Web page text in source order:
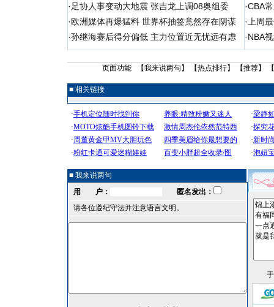
· 足协人事变动大地震 张吉龙上调08奥组委
·欧洲媒体再爆猛料 世界杯抽签竟然存在阴谋
·孙继海赛后得分偏低 主力位置近无忧远有虑
·CBA
· 上周
·NBA
页面功能 【我来说两句 】 【热点排行】 【推荐】
■ 相关链接
■ 我来说两句
用 户：
匿名发出：
请各位遵纪守法并注意语言文明。